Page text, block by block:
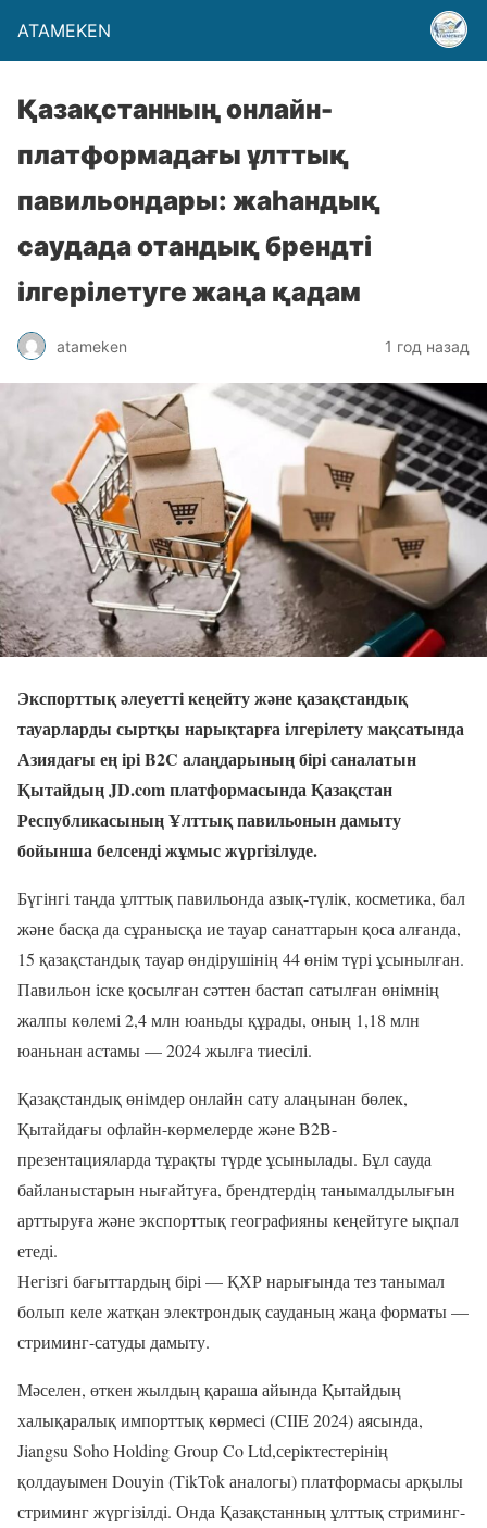
ATAMEKEN
Қазақстанның онлайн-
платформадағы ұлттық
павильондары: жаһандық
саудада отандық брендті
ілгерілетуге жаңа қадам
atameken 1 год назад
Экспорттық әлеуетті кеңейту және қазақстандық
тауарларды сыртқы нарықтарға ілгерілету мақсатында
Азиядағы ең ірі B2C алаңдарының бірі саналатын
Қытайдың JD.com платформасында Қазақстан
Республикасының Ұлттық павильонын дамыту
бойынша белсенді жұмыс жүргізілуде.
Бүгінгі таңда ұлттық павильонда азық-түлік, косметика, бал
және басқа да сұранысқа ие тауар санаттарын қоса алғанда,
15 қазақстандық тауар өндірушінің 44 өнім түрі ұсынылған.
Павильон іске қосылған сәттен бастап сатылған өнімнің
жалпы көлемі 2,4 млн юаньды құрады, оның 1,18 млн
юаньнан астамы — 2024 жылға тиесілі.
Қазақстандық өнімдер онлайн сату алаңынан бөлек,
Қытайдағы офлайн-көрмелерде және B2B-
презентацияларда тұрақты түрде ұсынылады. Бұл сауда
байланыстарын нығайтуға, брендтердің танымалдылығын
арттыруға және экспорттық географияны кеңейтуге ықпал
етеді.
Негізгі бағыттардың бірі — ҚХР нарығында тез танымал
болып келе жатқан электрондық сауданың жаңа форматы —
стриминг-сатуды дамыту.
Мәселен, өткен жылдың қараша айында Қытайдың
халықаралық импорттық көрмесі (CIIE 2024) аясында,
Jiangsu Soho Holding Group Co Ltd,серіктестерінің
қолдауымен Douyin (TikTok аналогы) платформасы арқылы
стриминг жүргізілді. Онда Қазақстанның ұлттық стриминг-